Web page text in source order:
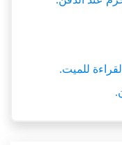
للميت.